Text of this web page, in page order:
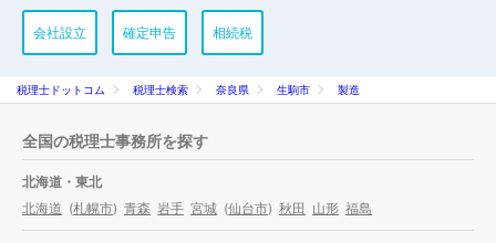
会社設立 確定申告 相続税
税理士ドットコム 税理士検索 奈良県 生駒市 製造
全国の税理士事務所を探す
北海道・東北
北海道 (札幌市) 青森 岩手 宮城 (仙台市) 秋田 山形 福島